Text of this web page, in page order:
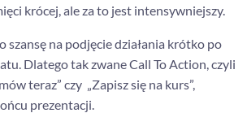
krócej, ale za to jest intensywniejszy.
szansę na podjęcie działania krótko po
Dlatego tak zwane Call To Action, czyli
teraz” czy „Zapisz się na kurs”,
prezentacji.